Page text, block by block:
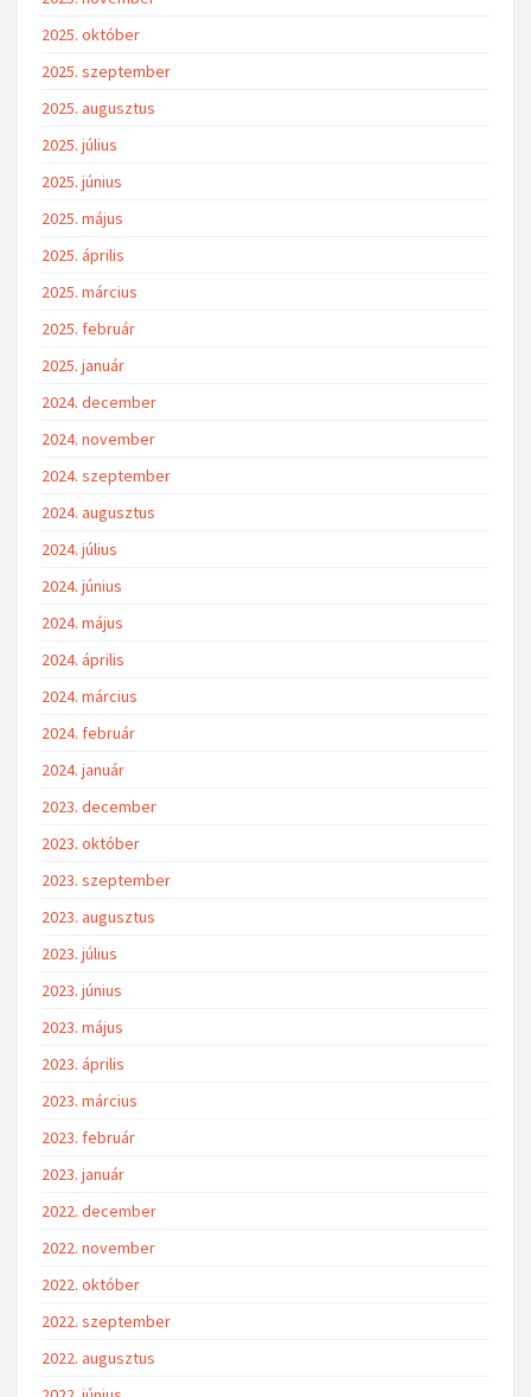
2025. október
2025. szeptember
2025. augusztus
2025. július
2025. június
2025. május
2025. április
2025. március
2025. február
2025. január
2024. december
2024. november
2024. szeptember
2024. augusztus
2024. július
2024. június
2024. május
2024. április
2024. március
2024. február
2024. január
2023. december
2023. október
2023. szeptember
2023. augusztus
2023. július
2023. június
2023. május
2023. április
2023. március
2023. február
2023. január
2022. december
2022. november
2022. október
2022. szeptember
2022. augusztus